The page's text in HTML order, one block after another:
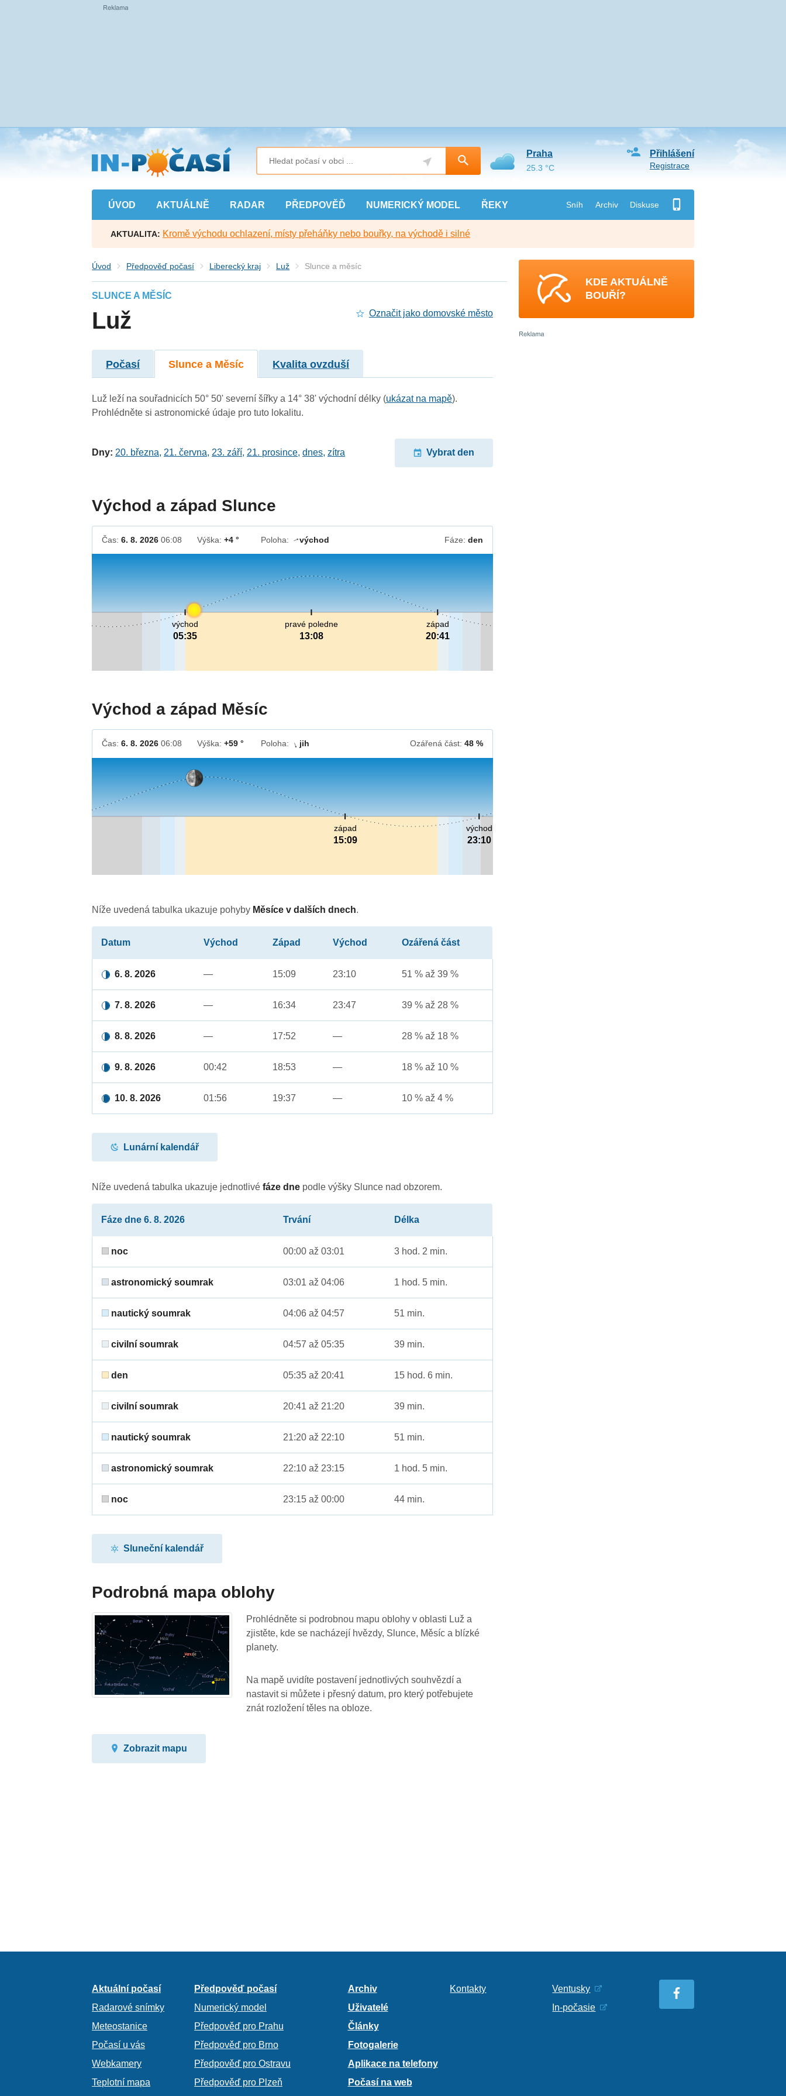
Přejít
na
hlavní
obsah
ÚVOD AKTUÁLNĚ RADAR PŘEDPOVĚĎ NUMERICKÝ MODEL ŘEKY Sníh Archiv Diskuse
Přihlášení
Registrace
Praha
25.3 °C
AKTUALITA: Kromě východu ochlazení, místy přeháňky nebo bouřky, na východě i silné
Úvod Předpověď počasí Liberecký kraj Luž Slunce a měsíc
SLUNCE A MĚSÍC
Luž Označit jako domovské město
Počasí Slunce a Měsíc Kvalita ovzduší
Luž leží na souřadnicích 50° 50' severní šířky a 14° 38' východní délky (ukázat na mapě).
Prohlédněte si astronomické údaje pro tuto lokalitu.
Dny: 20. března, 21. června, 23. září, 21. prosince,dnes,zítra Vybrat den
Východ a západ Slunce
Čas:6. 8. 2026 06:08 Výška:+4 ° Poloha: ↓východ Fáze: den
pravé poledne
13:08
východ
05:35
západ
20:41
Východ a západ Měsíc
Čas:6. 8. 2026 06:08 Výška:+59 ° Poloha: ↓ jih Ozářená část: 48 %
východ
23:10
západ
15:09
Níže uvedená tabulka ukazuje pohyby Měsíce v dalších dnech.
Datum Východ Západ Východ Ozářená část
6. 8. 2026 — 15:09 23:10 51 % až 39 %
7. 8. 2026 — 16:34 23:47 39 % až 28 %
8. 8. 2026 — 17:52 — 28 % až 18 %
9. 8. 2026 00:42 18:53 — 18 % až 10 %
10. 8. 2026 01:56 19:37 — 10 % až 4 %
Lunární kalendář
Níže uvedená tabulka ukazuje jednotlivéfáze dne podle výšky Slunce nad obzorem.
Fáze dne 6. 8. 2026 Trvání Délka
noc 00:00 až 03:01 3 hod. 2 min.
astronomický soumrak 03:01 až 04:06 1 hod. 5 min.
nautický soumrak 04:06 až 04:57 51 min.
civilní soumrak 04:57 až 05:35 39 min.
den 05:35 až 20:41 15 hod. 6 min.
civilní soumrak 20:41 až 21:20 39 min.
nautický soumrak 21:20 až 22:10 51 min.
astronomický soumrak 22:10 až 23:15 1 hod. 5 min.
noc 23:15 až 00:00 44 min.
Sluneční kalendář
Podrobná mapa oblohy
Prohlédněte si podrobnou mapu oblohy v oblasti Luž a
zjistěte, kde se nacházejí hvězdy, Slunce, Měsíc a blízké
planety.
Na mapě uvidíte postavení jednotlivých souhvězdí a
nastavit si můžete i přesný datum, pro který potřebujete
znát rozložení těles na obloze.
Zobrazit mapu
KDE AKTUÁLNĚ
BOUŘÍ?
Aktuální počasí
Radarové snímky
Meteostanice
Počasí u vás
Webkamery
Teplotní mapa
Předpověď počasí
Numerický model
Předpověď pro Prahu
Předpověď pro Brno
Předpověď pro Ostravu
Předpověď pro Plzeň
Archiv
Uživatelé
Články
Fotogalerie
Aplikace na telefony
Počasí na web
Kontakty
Ventusky
In-počasie